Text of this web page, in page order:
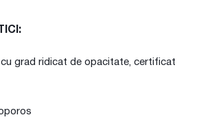
cu grad ridicat de opacitate, certificat